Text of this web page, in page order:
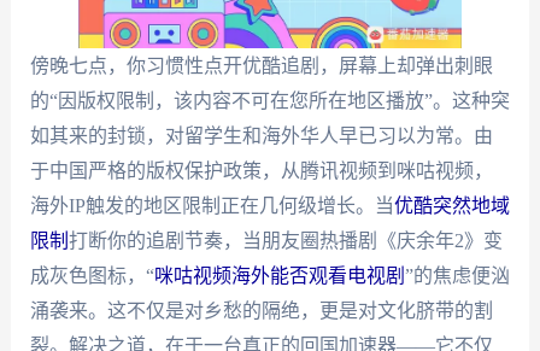
傍晚七点，你习惯性点开优酷追剧，屏幕上却弹出刺眼
的“因版权限制，该内容不可在您所在地区播放”。这种突
如其来的封锁，对留学生和海外华人早已习以为常。由
于中国严格的版权保护政策，从腾讯视频到咪咕视频，
海外IP触发的地区限制正在几何级增长。当优酷突然地域
限制 打断你的追剧节奏，当朋友圈热播剧《庆余年2》变
成灰色图标，“咪咕视频海外能否观看电视剧 ”的焦虑便汹
涌袭来。这不仅是对乡愁的隔绝，更是对文化脐带的割
裂。解决之道，在于一台真正的回国加速器——它不仅